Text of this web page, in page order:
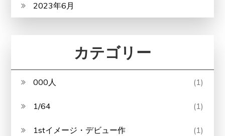
2023年6月
カテゴリー
000人 (1)
1/64 (1)
1stイメージ・デビュー作 (1)